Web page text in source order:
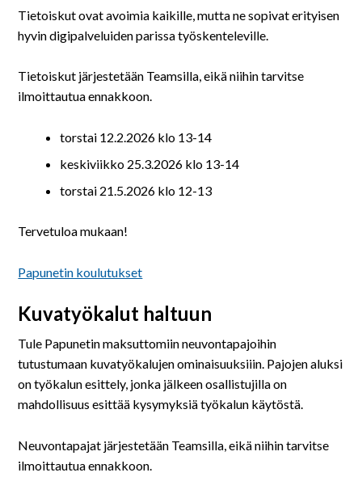
Tietoiskut ovat avoimia kaikille, mutta ne sopivat erityisen
hyvin digipalveluiden parissa työskenteleville.
Tietoiskut järjestetään Teamsilla, eikä niihin tarvitse
ilmoittautua ennakkoon.
torstai 12.2.2026 klo 13-14
keskiviikko 25.3.2026 klo 13-14
torstai 21.5.2026 klo 12-13
Tervetuloa mukaan!
Papunetin koulutukset
Kuvatyökalut haltuun
Tule Papunetin maksuttomiin neuvontapajoihin
tutustumaan kuvatyökalujen ominaisuuksiiin. Pajojen aluksi
on työkalun esittely, jonka jälkeen osallistujilla on
mahdollisuus esittää kysymyksiä työkalun käytöstä.
Neuvontapajat järjestetään Teamsilla, eikä niihin tarvitse
ilmoittautua ennakkoon.